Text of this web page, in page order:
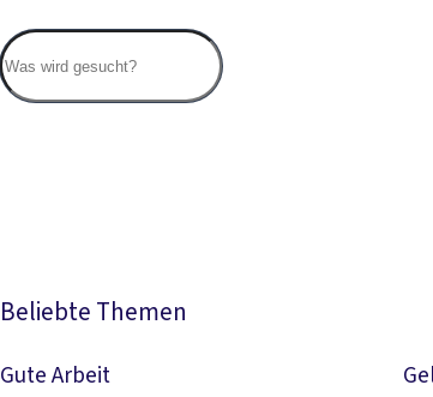
Beliebte Themen
Gute Arbeit